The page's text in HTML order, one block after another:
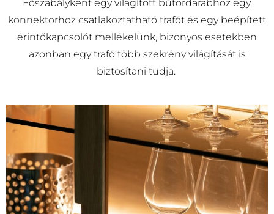
Főszabályként egy világított bútordarabhoz egy,
konnektorhoz csatlakoztatható trafót és egy beépített
érintőkapcsolót mellékelünk, bizonyos esetekben
azonban egy trafó több szekrény világítását is
biztosítani tudja.